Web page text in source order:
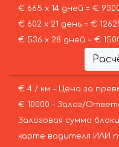
€ 665 х 14 дней = €
€ 602 х 21 день = €
€ 536 х 28 дней = €
€ 4 / км – Цена за
€ 10000 – Залог/
Залоговая сумма
карте водителя ИЛИ